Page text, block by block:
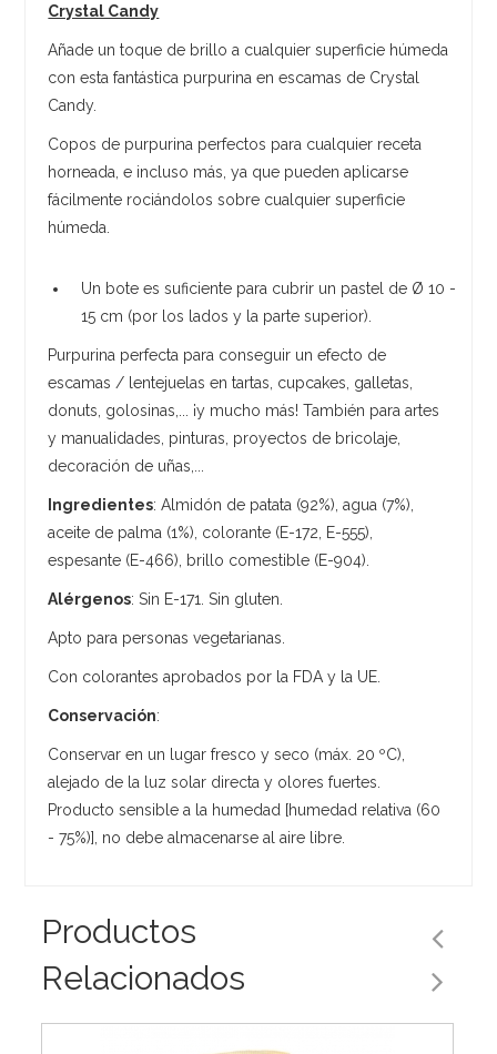
Crystal Candy
Añade un toque de brillo a cualquier superficie húmeda
con esta fantástica purpurina en escamas de Crystal
Candy.
Copos de purpurina perfectos para cualquier receta
horneada, e incluso más, ya que pueden aplicarse
fácilmente rociándolos sobre cualquier superficie
húmeda.
Un bote es suficiente para cubrir un pastel de Ø 10 -
15 cm (por los lados y la parte superior).
Purpurina perfecta para conseguir un efecto de
escamas / lentejuelas en tartas, cupcakes, galletas,
donuts, golosinas,... ¡y mucho más! También para artes
y manualidades, pinturas, proyectos de bricolaje,
decoración de uñas,...
Ingredientes: Almidón de patata (92%), agua (7%),
aceite de palma (1%), colorante (E-172, E-555),
espesante (E-466), brillo comestible (E-904).
Alérgenos: Sin E-171. Sin gluten.
Apto para personas vegetarianas.
Con colorantes aprobados por la FDA y la UE.
Conservación:
Conservar en un lugar fresco y seco (máx. 20 ºC),
alejado de la luz solar directa y olores fuertes.
Producto sensible a la humedad [humedad relativa (60
- 75%)], no debe almacenarse al aire libre.
Productos
Relacionados